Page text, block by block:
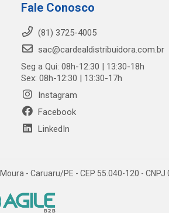
Fale Conosco
(81) 3725-4005
sac@cardealdistribuidora.com.br
Seg a Qui: 08h-12:30 | 13:30-18h
Sex: 08h-12:30 | 13:30-17h
Instagram
Facebook
LinkedIn
- Caruaru/PE - CEP 55.040-120 -